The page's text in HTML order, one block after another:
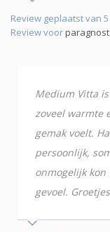
Review geplaatst van 5
Review voor
Medium Vitta
zoveel warmte
gemak voelt.
persoonlijk,
onmogelijk
gevoel.